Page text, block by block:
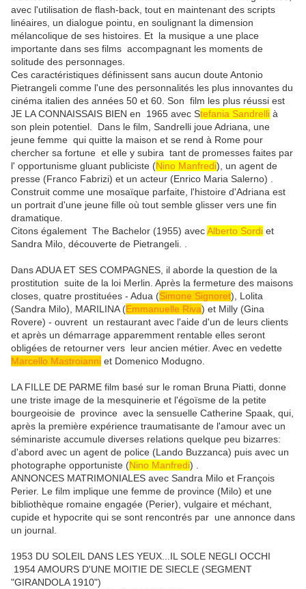
avec l'utilisation de flash-back, tout en maintenant des scripts
linéaires, un dialogue pointu, en soulignant la dimension
mélancolique de ses histoires. Et la musique a une place
importante dans ses films accompagnant les moments de
solitude des personnages.
Ces caractéristiques définissent sans aucun doute Antonio
Pietrangeli comme l'une des personnalités les plus innovantes du
cinéma italien des années 50 et 60. Son film les plus réussi est
JE LA CONNAISSAIS BIEN en 1965 avec Stefania Sandrelli à
son plein potentiel. Dans le film, Sandrelli joue Adriana, une
jeune femme qui quitte la maison et se rend à Rome pour
chercher sa fortune et elle y subira tant de promesses faites par
l' opportunisme gluant publiciste (Nino Manfredi), un agent de
presse (Franco Fabrizi) et un acteur (Enrico Maria Salerno) .
Construit comme une mosaïque parfaite, l'histoire d'Adriana est
un portrait d'une jeune fille où tout semble glisser vers une fin
dramatique.
Citons également The Bachelor (1955) avecAlberto Sordi et
Sandra Milo, découverte de Pietrangeli. .
Dans ADUA ET SES COMPAGNES, il aborde la question de la
prostitution suite de la loi Merlin. Après la fermeture des maisons
closes, quatre prostituées - Adua (Simone Signoret), Lolita
(Sandra Milo), MARILINA (Emmanuelle Riva) et Milly (Gina
Rovere) - ouvrent un restaurant avec l'aide d'un de leurs clients
et après un démarrage apparemment rentable elles seront
obligées de retourner vers leur ancien métier. Avec en vedette
Marcello Mastroianni et Domenico Modugno.
LA FILLE DE PARME film basé sur le roman Bruna Piatti, donne
une triste image de la mesquinerie et l'égoïsme de la petite
bourgeoisie de province avec la sensuelle Catherine Spaak, qui,
après la première expérience traumatisante de l'amour avec un
séminariste accumule diverses relations quelque peu bizarres:
d'abord avec un agent de police (Lando Buzzanca) puis avec un
photographe opportuniste (Nino Manfredi) .
ANNONCES MATRIMONIALES avec Sandra Milo et François
Perier. Le film implique une femme de province (Milo) et une
bibliothèque romaine engagée (Perier), vulgaire et méchant,
cupide et hypocrite qui se sont rencontrés par une annonce dans
un journal.
1953 DU SOLEIL DANS LES YEUX...IL SOLE NEGLI OCCHI
1954 AMOURS D'UNE MOITIE DE SIECLE (SEGMENT
"GIRANDOLA 1910")